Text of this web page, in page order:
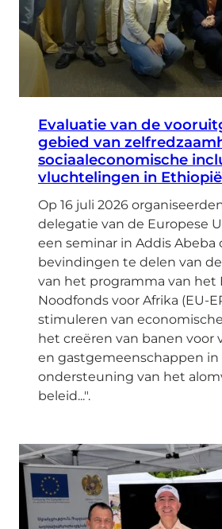
Evaluatie van de
gebied van
sociaaleconomische
vluchtelingen in Ethiopië
Op 16 juli 2026
delegatie van de Europese
een seminar in Addis Abeba
bevindingen te delen van
van het programma van het
Noodfonds voor Afrika (EU-
stimuleren van
het creëren van banen voor
en gastgemeenschappen
ondersteuning van het
beleid...".